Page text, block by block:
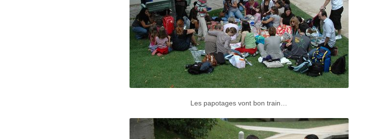
Les papotages vont bon train…